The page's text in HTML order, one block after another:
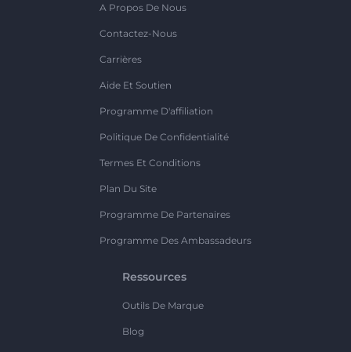
A Propos De Nous
Contactez-Nous
Carrières
Aide Et Soutien
Programme D'affiliation
Politique De Confidentialité
Termes Et Conditions
Plan Du Site
Programme De Partenaires
Programme Des Ambassadeurs
Ressources
Outils De Marque
Blog